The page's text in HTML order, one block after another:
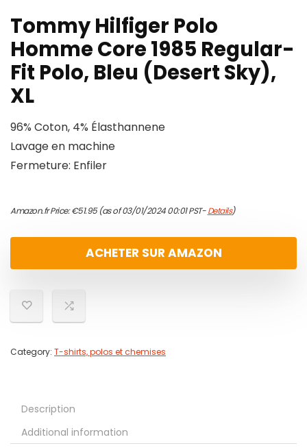
Tommy Hilfiger Polo
Homme Core 1985 Regular-
Fit Polo, Bleu (Desert Sky),
XL
96% Coton, 4% Élasthannene
Lavage en machine
Fermeture: Enfiler
Amazon.fr Price:€51.95(as of 03/01/2024 00:01 PST-Details)
ACHETER SUR AMAZON
Category: T-shirts, polos et chemises
Description
Additional information